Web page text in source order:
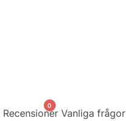
Recensioner
0
Vanliga frågor